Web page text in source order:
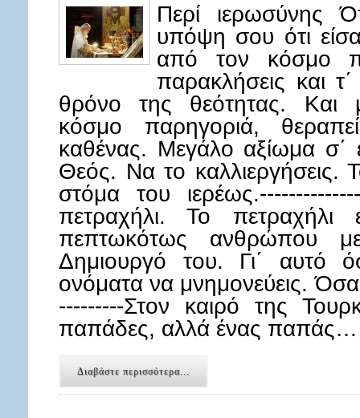
Περί ιερωσύνης
υπόψη σου ότι
από τον κόσμο
παρακλήσεις και
θρόνο της θεότητας. Και
κόσμο παρηγοριά,
καθένας. Μεγάλο αξίωμα σ΄
Θεός. Να το καλλιεργήσεις.
στόμα του
πετραχήλι. Το πετραχήλι
πεπτωκότως ανθρώπου
Δημιουργό του. Γι΄ αυτό
ονόματα να μνημονεύεις.
---------Στον καιρό της
παπάδες, αλλά ένας παπάς…
Διαβάστε περισσότερα...